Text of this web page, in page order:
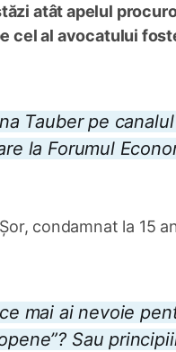
atât apelul
cel al avocatului
Tauber pe
la Forumul
condamnat la 15
mai ai nevoie
Sau